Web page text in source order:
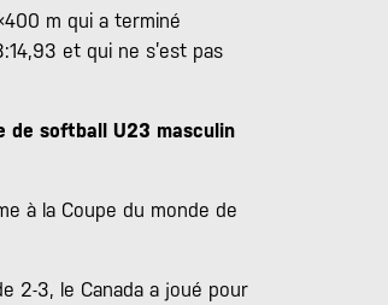
m qui a terminé
et qui ne s’est pas
de softball U23 masculin
à la Coupe du monde de
2-3, le Canada a joué pour